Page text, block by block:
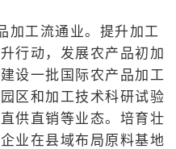
加工流通业。提升加工
行动，发展农产品初加
设一批国际农产品加工
区和加工技术科研试验
供直销等业态。培育壮
业在县域布局原料基地